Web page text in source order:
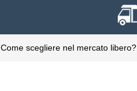
Come scegliere nel mercato libero?